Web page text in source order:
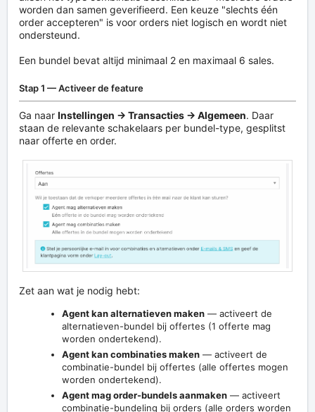
worden dan samen geverifieerd. Een keuze "slechts één
order accepteren" is voor orders niet logisch en wordt niet
ondersteund.
Een bundel bevat altijd minimaal 2 en maximaal 6 sales.
Stap 1 — Activeer de feature
Ga naar Instellingen → Transacties → Algemeen. Daar
staan de relevante schakelaars per bundel-type, gesplitst
naar offerte en order.
Zet aan wat je nodig hebt:
Agent kan alternatieven maken — activeert de
alternatieven-bundel bij offertes (1 offerte mag
worden ondertekend).
Agent kan combinaties maken — activeert de
combinatie-bundel bij offertes (alle offertes mogen
worden ondertekend).
Agent mag order-bundels aanmaken — activeert
combinatie-bundeling bij orders (alle orders worden